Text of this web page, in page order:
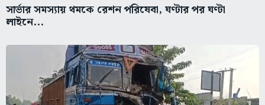
সার্ভার সমস্যায় থমকে রেশন পরিষেবা, ঘণ্টার পর ঘণ্টা
লাইনে...